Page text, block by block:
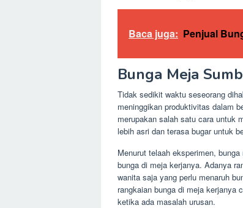
Baca juga: Penjual
Bunga Meja
Tidak sedikit waktu seseorang
meninggikan produktivitas dalam
merupakan salah satu cara untuk
lebih asri dan terasa bugar untuk
Menurut telaah eksperimen,
bunga di meja kerjanya. Adanya
wanita saja yang perlu menaruh
rangkaian bunga di meja kerjanya
ketika ada masalah urusan.